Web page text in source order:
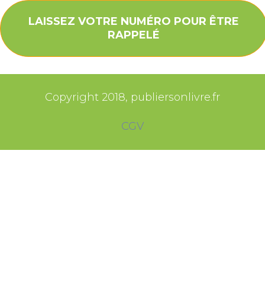
​LAISSEZ VOTRE NUMÉRO​ POUR ÊTRE
RAPPELÉ
​Copyright 2018, ​publiersonlivre.fr
​CGV